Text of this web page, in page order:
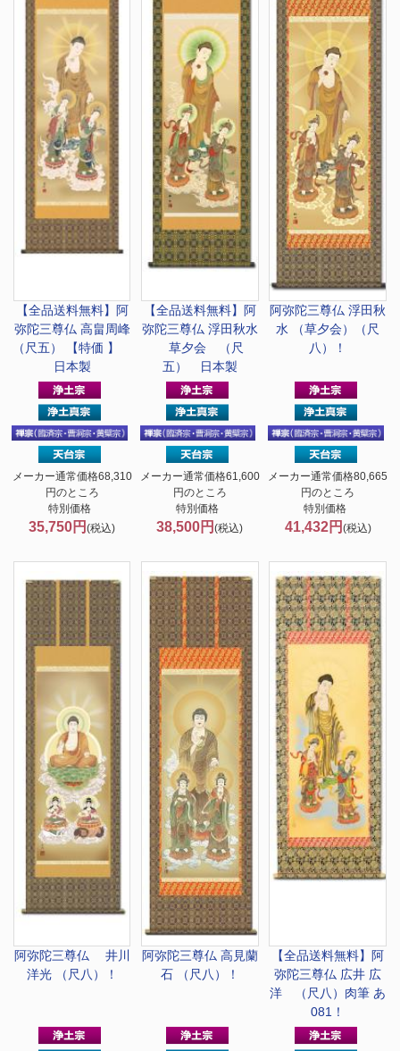
【全品送料無料】
阿
弥陀三尊仏 高畠周峰
（尺五） 【特価 】
日本製
メーカー通常価格68,310
円のところ
特別価格
35,750円(税込)
【全品送料無料】
阿
弥陀三尊仏 浮田秋水
草夕会 （尺
五） 日本製
メーカー通常価格61,600
円のところ
特別価格
38,500円(税込)
阿弥陀三尊仏 浮田秋
水 （草夕会）（尺
八）！
メーカー通常価格80,665
円のところ
特別価格
41,432円 (税込)
阿弥陀三尊仏 井川
洋光 （尺八）！
阿弥陀三尊仏 高見蘭
石 （尺八）！
【全品送料無料】
阿
弥陀三尊仏 広井 広
洋 （尺八）肉筆 あ
081！